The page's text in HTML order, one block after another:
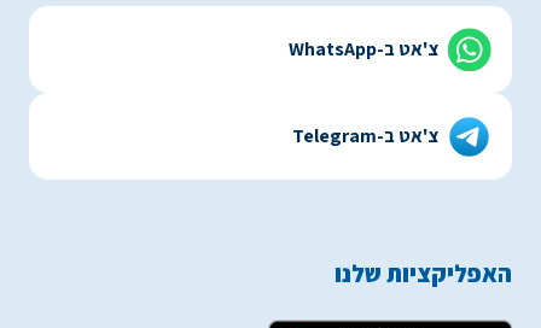
צ'אט ב-WhatsApp
צ'אט ב-Telegram
האפליקציות שלנו